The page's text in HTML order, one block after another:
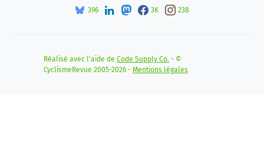
396 3K 238
Réalisé avec l'aide de Code Supply Co. - ©
CyclismeRevue 2005-2026 - Mentions légales